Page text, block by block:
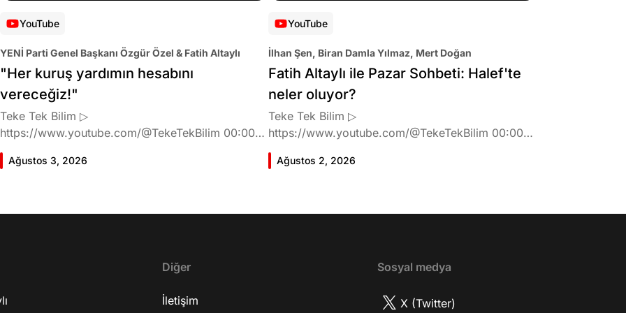
YouTube
YENİ Parti Genel Başkanı Özgür Özel & Fatih Altaylı
"Her kuruş yardımın hesabını
vereceğiz!"
Teke Tek Bilim ▷
https://www.youtube.com/@TekeTekBilim 00:00
Giriş 01:58 Butlan kararı 05:58 Butlan kararı kimin
meselesi? 11:32 Kılıçdaroğlu bu günlerin sinyalini
30:09 AK Parti'ye geçişlerin duracağının garantisi
Yargıtay kararından eminken neden partiden
Seçim güvenliğini nasıl sağlayacak? 1:06:25 Ekrem
Ağustos 3, 2026
YouTube
İlhan Şen, Biran Damla Yılmaz, Mert Doğan
Fatih Altaylı ile Pazar Sohbeti: Halef'te
neler oluyor?
Teke Tek Bilim ▷
https://www.youtube.com/@TekeTekBilim 00:00
Giriş 02:46 Biran Damla Yılmaz dizi teklifi
geldiğinde neler hissetti? 05:41 Oynadığı role nasıl
neler kattı? 17:52 İlhan Şen, ayakkabı eleştirisinden
mi? 22:22 Biran Damla Yılmaz nereli, nasıl bir
etkiliyor mu? 30:18 Mert Doğan'ın oyunculuk
Ağustos 2, 2026
Diğer
İletişim
Sosyal medya
X (Twitter)